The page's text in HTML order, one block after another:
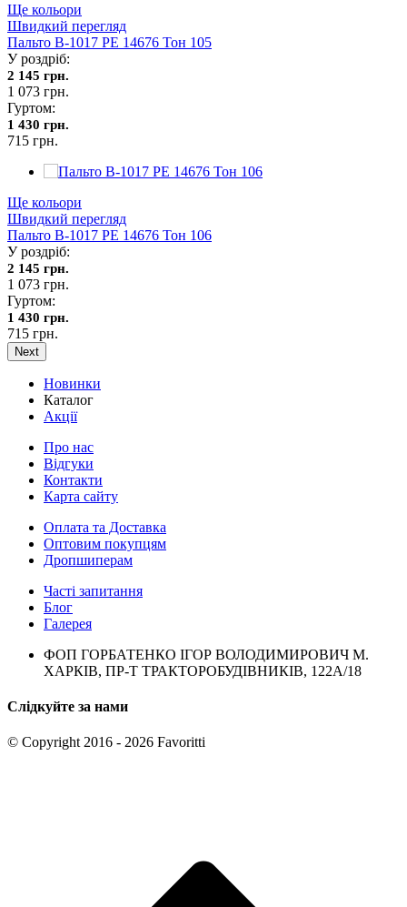
Ще кольори
Швидкий перегляд
Пальто В-1017 PE 14676 Тон 105
У роздріб:
2 145 грн.
1 073 грн.
Гуртом:
1 430 грн.
715 грн.
Ще кольори
Швидкий перегляд
Пальто В-1017 PE 14676 Тон 106
У роздріб:
2 145 грн.
1 073 грн.
Гуртом:
1 430 грн.
715 грн.
Next
Новинки
Каталог
Акції
Про нас
Відгуки
Контакти
Карта сайту
Оплата та Доставка
Оптовим покупцям
Дропшиперам
Часті запитання
Блог
Галерея
ФОП ГОРБАТЕНКО ІГОР ВОЛОДИМИРОВИЧ М.
ХАРКІВ, ПР-Т ТРАКТОРОБУДІВНИКІВ, 122А/18
Слідкуйте за нами
© Copyright 2016 - 2026 Favoritti